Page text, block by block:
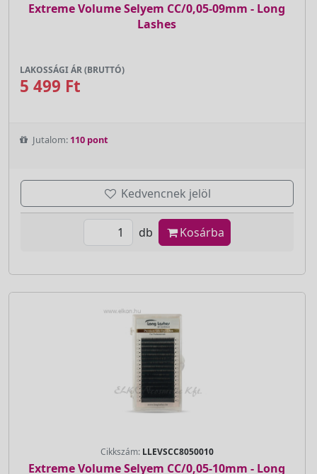
Extreme Volume Selyem CC/0,05-09mm - Long
Lashes
LAKOSSÁGI ÁR (BRUTTÓ)
5 499 Ft
Jutalom: 110 pont
Kedvencnek jelöl
db Kosárba
Cikkszám: LLEVSCC8050010
Extreme Volume Selyem CC/0,05-10mm - Long